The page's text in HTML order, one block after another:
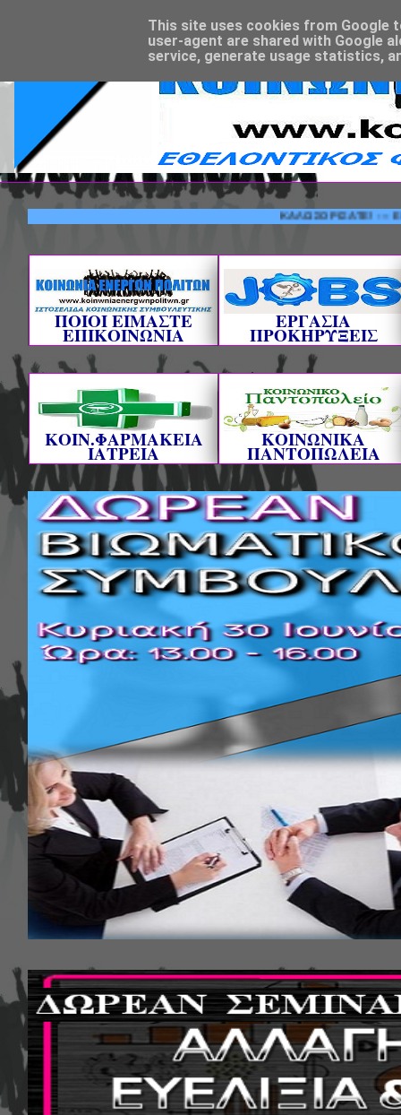
ΚΑΛΩΣΟΡΙΣΑΤΕ! ---
ΠΟΙΟΙ ΕΙΜΑΣΤΕ
ΕΠΙΚΟΙΝΩΝΙΑ
ΕΡΓΑΣΙΑ
ΠΡΟΚΗΡΥΞΕΙΣ
ΚΟΙΝ.ΦΑΡΜΑΚΕΙΑ
ΙΑΤΡΕΙΑ
ΚΟΙΝΩΝΙΚΑ
ΠΑΝΤΟΠΩΛΕΙΑ
This site uses cookies from Google
user-agent are shared with Google
service, generate usage statistics,